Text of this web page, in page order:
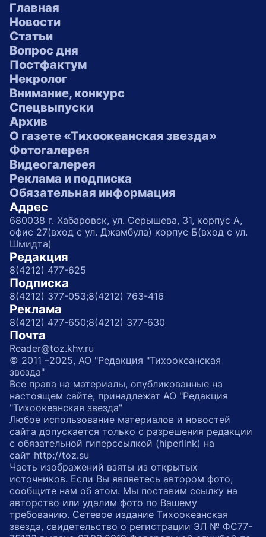
Главная
Новости
Статьи
Вопрос дня
Постфактум
Некролог
Внимание, конкурс
Спецвыпуски
Архив
О газете «Тихоокеанская звезда»
Фотогалерея
Видеогалерея
Реклама и подписка
Обязательная информация
Адрес
680038 г. Хабаровск, ул. Серышева, 31, корпус А,
офис 27(вход с ул. Джамбула) корпус Б(вход с ул.
Шмидта)
Редакция
8(4212) 477-625
Подписка
8(4212) 377-053;8(4212) 763-416
Реклама
8(4212) 477-650;8(4212) 377-630
Почта
Reader@toz.khv.ru
© 2011 –2025, АО "Редакция "Тихоокеанская
звезда"
Все права на материалы, опубликованные на
настоящем сайте, принадлежат АО "Редакция
"Тихоокеанская звезда"
Любое использование материалов и новостей
сайта допускается только с разрешения редакции
с обязательной гиперссылкой (hiperlink) на
сайт http://toz.su
Часть изображений взяты из открытых
источников. Если Вы являетесь автором фото,
сообщите нам об этом. Мы поставим ссылку на
авторство или удалим фото по Вашему
требованию. Сетевое издание Тихоокеанская
звезда, свидетельство о регистрации ЭЛ № ФС77-